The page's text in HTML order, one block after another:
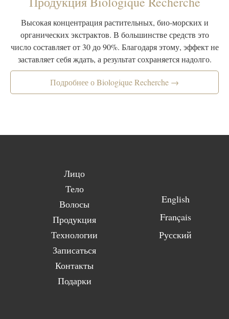
Высокая концентрация растительных, био-морских и
органических экстрактов. В большинстве средств это
число составляет от 30 до 90%. Благодаря этому, эффект не
заставляет себя ждать, а результат сохраняется надолго.
Подробнее о Biologique Recherche →
Лицо
Тело
Волосы
Продукция
Технологии
Записаться
Контакты
Подарки
English
Français
Русский